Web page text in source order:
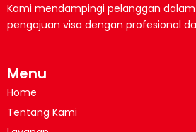
Kami mendampingi pelanggan
pengajuan visa dengan profesional
Menu
Home
Tentang Kami